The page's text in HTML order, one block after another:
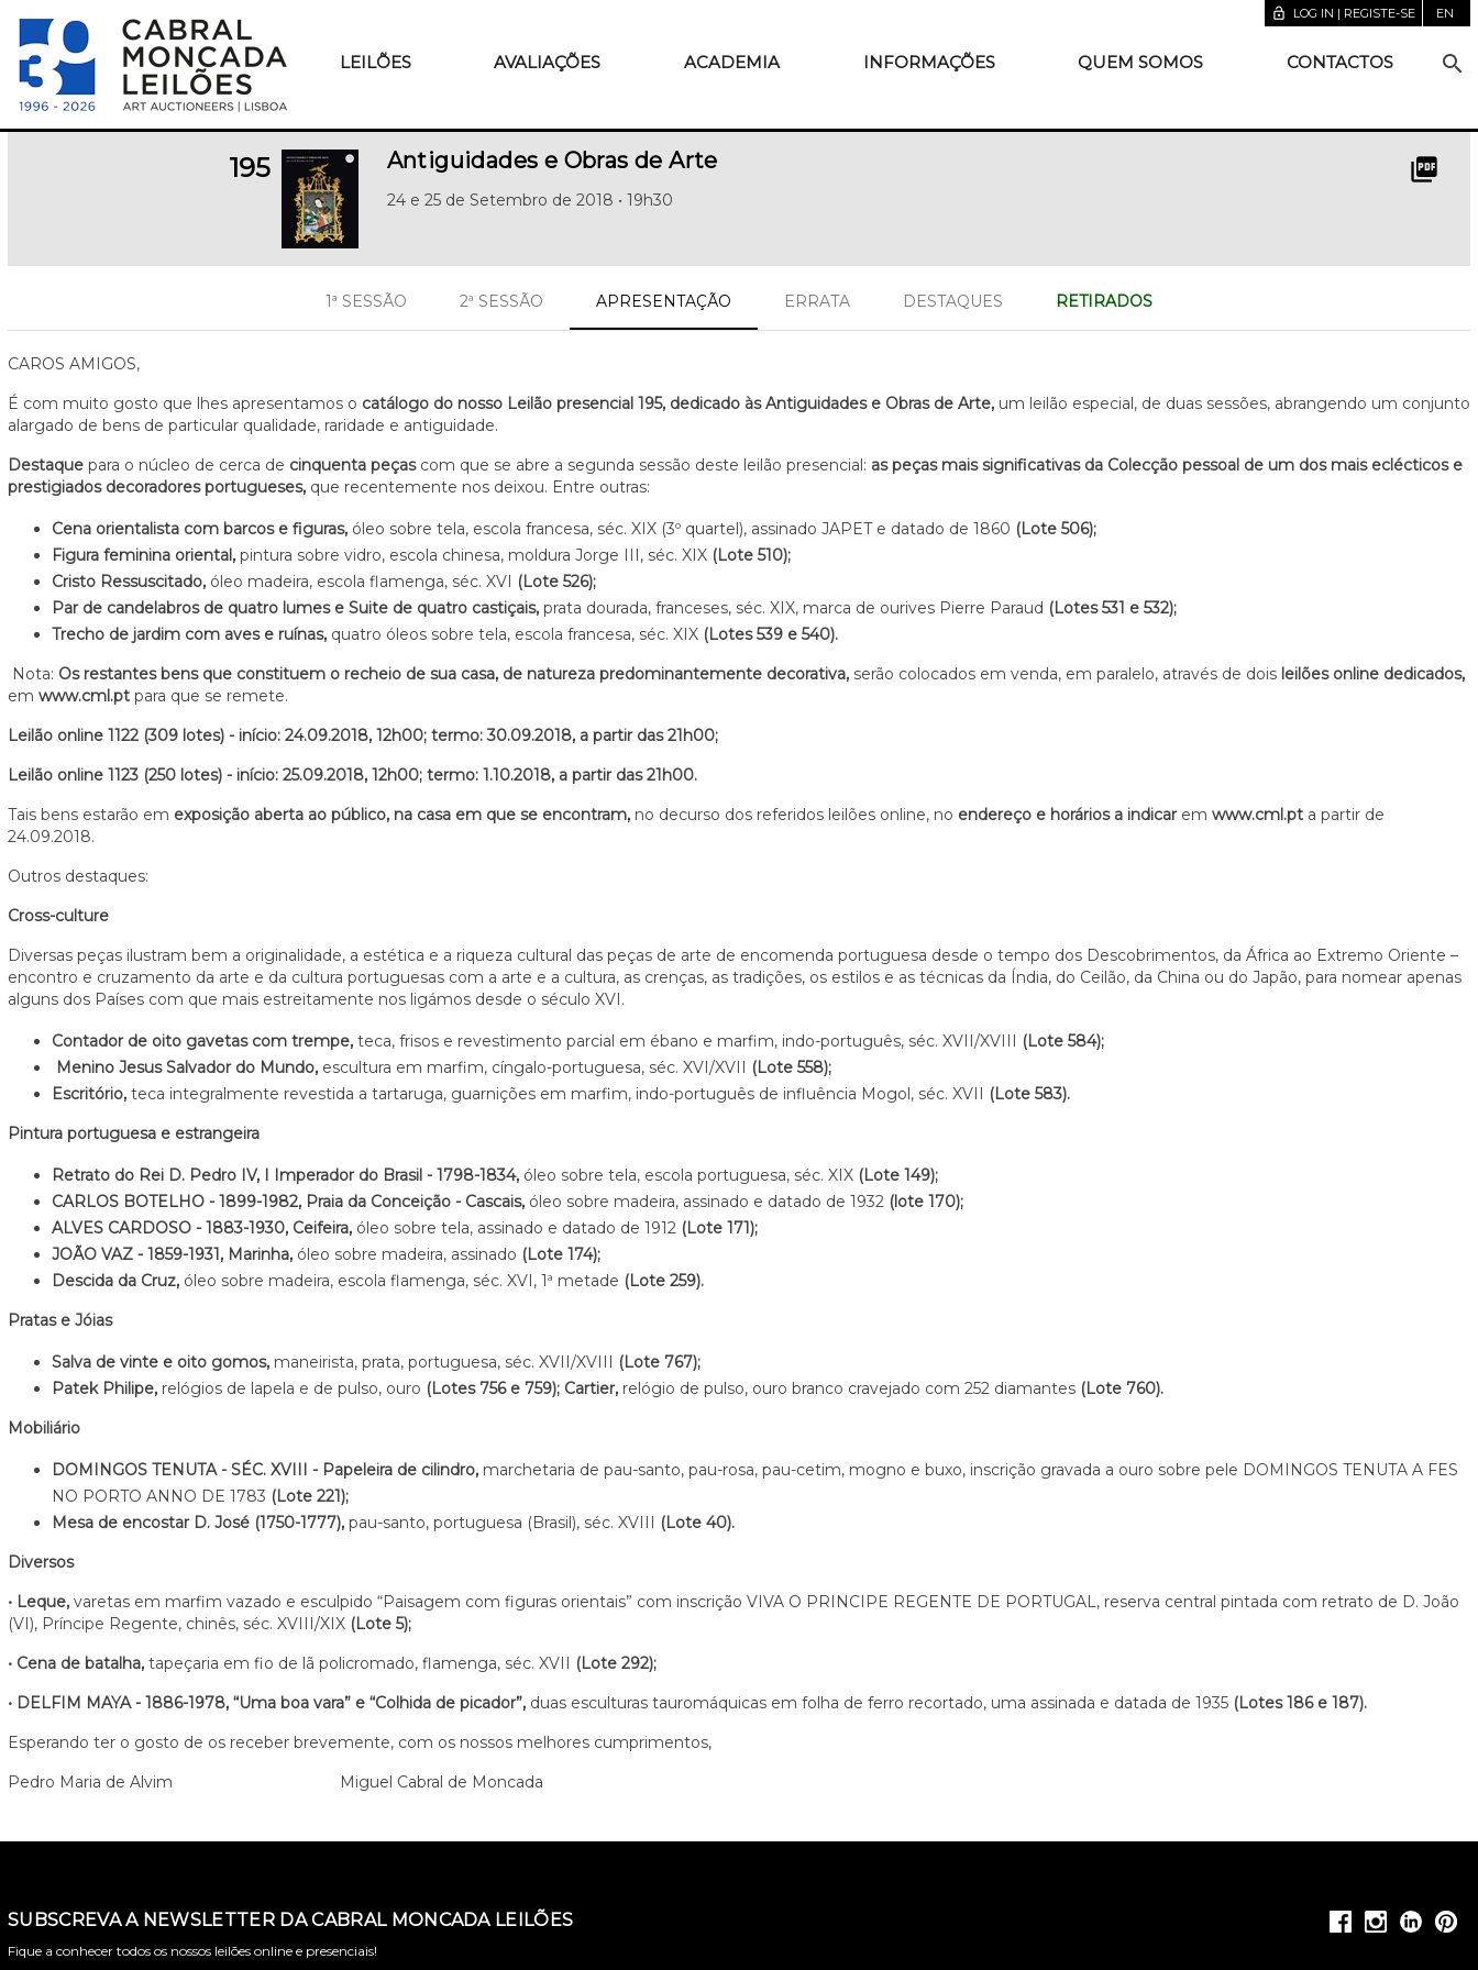
lock_open LOG IN | REGISTE-SE EN
LEILÕES AVALIAÇÕES ACADEMIA INFORMAÇÕES QUEM SOMOS CONTACTOS search
195 Antiguidades e Obras de Arte
24 e 25 de Setembro de 2018 • 19h30
picture_as_pdf
1ª SESSÃO 2ª SESSÃO APRESENTAÇÃO ERRATA DESTAQUES RETIRADOS
CAROS AMIGOS,
É com muito gosto que lhes apresentamos o catálogo do nosso Leilão presencial 195, dedicado às Antiguidades e Obras de Arte, um leilão especial, de duas sessões, abrangendo um conjunto
alargado de bens de particular qualidade, raridade e antiguidade.
Destaque para o núcleo de cerca de cinquenta peçascom que se abre a segunda sessão deste leilão presencial: as peças mais significativas da Colecção pessoal de um dos mais eclécticos e
prestigiados decoradores portugueses, que recentemente nos deixou. Entre outras:
Cena orientalista com barcos e figuras, óleo sobre tela, escola francesa, séc. XIX (3º quartel), assinado JAPET e datado de 1860 (Lote 506);
Figura feminina oriental, pintura sobre vidro, escola chinesa, moldura Jorge III, séc. XIX (Lote 510);
Cristo Ressuscitado, óleo madeira, escola flamenga, séc. XVI (Lote 526);
Par de candelabros de quatro lumes e Suite de quatro castiçais, prata dourada, franceses, séc. XIX, marca de ourives Pierre Paraud (Lotes 531 e 532);
Trecho de jardim com aves e ruínas, quatro óleos sobre tela, escola francesa, séc. XIX (Lotes 539 e 540).
Nota: Os restantes bens que constituem o recheio de sua casa, de natureza predominantemente decorativa, serão colocados em venda, em paralelo, através de dois leilões online dedicados,
em www.cml.pt para que se remete.
Leilão online 1122 (309 lotes) - início: 24.09.2018, 12h00; termo: 30.09.2018, a partir das 21h00;
Leilão online 1123 (250 lotes) - início: 25.09.2018, 12h00; termo: 1.10.2018, a partir das 21h00.
Tais bens estarão em exposição aberta ao público, na casa em que se encontram, no decurso dos referidos leilões online, no endereço e horários a indicarem www.cml.pt a partir de
24.09.2018.
Outros destaques:
Cross-culture
Diversas peças ilustram bem a originalidade, a estética e a riqueza cultural das peças de arte de encomenda portuguesa desde o tempo dos Descobrimentos, da África ao Extremo Oriente –
encontro e cruzamento da arte e da cultura portuguesas com a arte e a cultura, as crenças, as tradições, os estilos e as técnicas da Índia, do Ceilão, da China ou do Japão, para nomear apenas
alguns dos Países com que mais estreitamente nos ligámos desde o século XVI.
Contador de oito gavetas com trempe, teca, frisos e revestimento parcial em ébano e marfim, indo-português, séc. XVII/XVIII (Lote 584);
Menino Jesus Salvador do Mundo, escultura em marfim, cíngalo-portuguesa, séc. XVI/XVII (Lote 558);
Escritório, teca integralmente revestida a tartaruga, guarnições em marfim, indo-português de influência Mogol, séc. XVII (Lote 583).
Pintura portuguesa e estrangeira
Retrato do Rei D. Pedro IV, I Imperador do Brasil - 1798-1834, óleo sobre tela, escola portuguesa, séc. XIX (Lote 149);
CARLOS BOTELHO - 1899-1982, Praia da Conceição - Cascais, óleo sobre madeira, assinado e datado de 1932 (lote 170);
ALVES CARDOSO - 1883-1930, Ceifeira, óleo sobre tela, assinado e datado de 1912 (Lote 171);
JOÃO VAZ - 1859-1931, Marinha, óleo sobre madeira, assinado (Lote 174);
Descida da Cruz, óleo sobre madeira, escola flamenga, séc. XVI, 1ª metade (Lote 259).
Pratas e Jóias
Salva de vinte e oito gomos, maneirista, prata, portuguesa, séc. XVII/XVIII (Lote 767);
Patek Philipe, relógios de lapela e de pulso, ouro (Lotes 756 e 759); Cartier, relógio de pulso, ouro branco cravejado com 252 diamantes (Lote 760).
Mobiliário
DOMINGOS TENUTA - SÉC. XVIII - Papeleira de cilindro, marchetaria de pau-santo, pau-rosa, pau-cetim, mogno e buxo, inscrição gravada a ouro sobre pele DOMINGOS TENUTA A FES
NO PORTO ANNO DE 1783 (Lote 221);
Mesa de encostar D. José (1750-1777), pau-santo, portuguesa (Brasil), séc. XVIII (Lote 40).
Diversos
• Leque, varetas em marfim vazado e esculpido “Paisagem com figuras orientais” com inscrição VIVA O PRINCIPE REGENTE DE PORTUGAL, reserva central pintada com retrato de D. João
(VI), Príncipe Regente, chinês, séc. XVIII/XIX (Lote 5);
• Cena de batalha, tapeçaria em fio de lã policromado, flamenga, séc. XVII (Lote 292);
• DELFIM MAYA - 1886-1978, “Uma boa vara” e “Colhida de picador”, duas esculturas tauromáquicas em folha de ferro recortado, uma assinada e datada de 1935 (Lotes 186 e 187).
Esperando ter o gosto de os receber brevemente, com os nossos melhores cumprimentos,
Pedro Maria de Alvim Miguel Cabral de Moncada
SUBSCREVA A NEWSLETTER DA CABRAL MONCADA LEILÕES
Fique a conhecer todos os nossos leilões online e presenciais!